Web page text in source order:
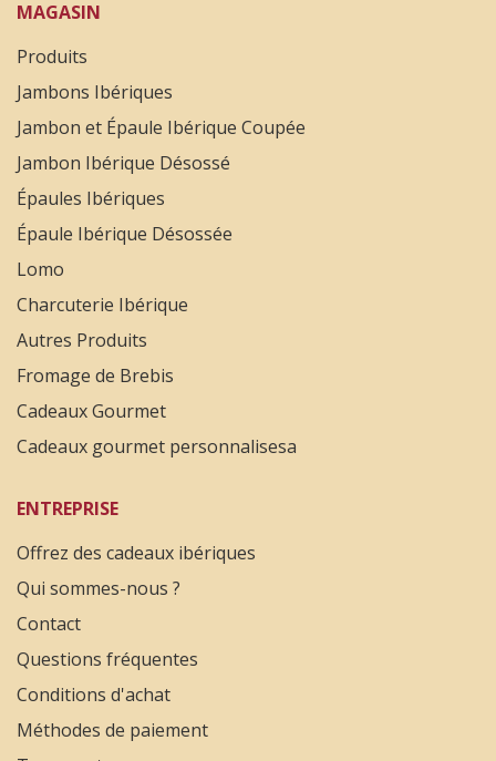
MAGASIN
Produits
Jambons Ibériques
Jambon et Épaule Ibérique Coupée
Jambon Ibérique Désossé
Épaules Ibériques
Épaule Ibérique Désossée
Lomo
Charcuterie Ibérique
Autres Produits
Fromage de Brebis
Cadeaux Gourmet
Cadeaux gourmet personnalisesa
ENTREPRISE
Offrez des cadeaux ibériques
Qui sommes-nous ?
Contact
Questions fréquentes
Conditions d'achat
Méthodes de paiement